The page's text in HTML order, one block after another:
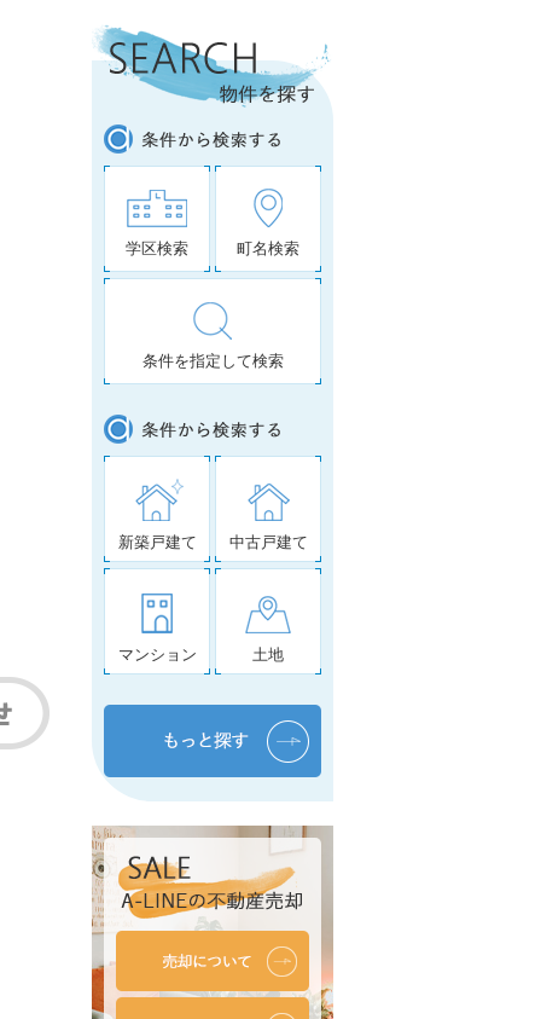
学区検索 町名検索
条件を指定して検索
新築戸建て 中古戸建て
マンション 土地